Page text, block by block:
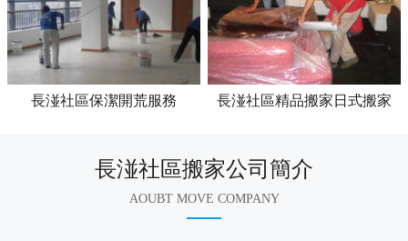
長湴社區保潔開荒服務 長湴社區精品搬家日式搬家
長湴社區搬家公司簡介
AOUBT MOVE COMPANY